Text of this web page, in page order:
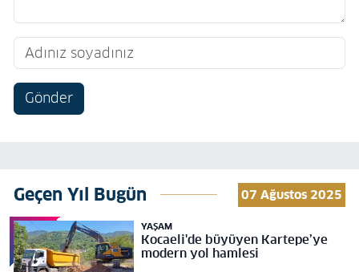
Gönder
Geçen Yıl Bugün 07 Ağustos 2025
YAŞAM
Kocaeli'de büyüyen Kartepe’ye
modern yol hamlesi